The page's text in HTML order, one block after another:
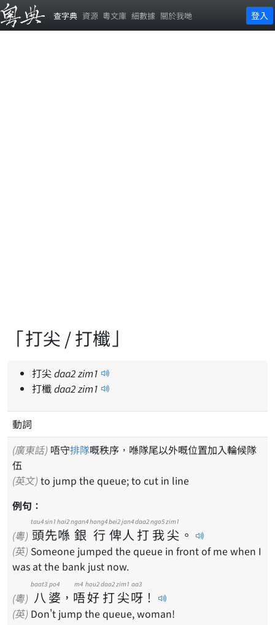
查字典 資源 粵文庫 細數據 關於我哋 登入
「打尖 / 打櫼」
打尖 daa2zim1
打櫼daa2zim1
動詞
(廣東話) 唔守排隊嘅秩序，喺隊尾以外嘅位置加入輪候隊
伍
(英文) to jump the queue; to cut in line
例句：
(粵) 頭
tau4
先
sin1
喺
hai2
銀
ngan4
行
hong4
俾
bei2
人
jan4
打
daa2
我
ngo5
尖
zim1
。
(英) Someone jumped the queue in front of me when I
was at the bank just now.
(粵) 八
baat3
婆
po4
， 唔
m4
好
hou2
打
daa2
尖
zim1
呀
aa3
！
(英) Don't jump the queue, woman!